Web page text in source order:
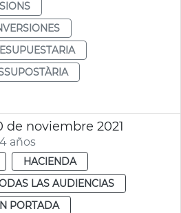
de noviembre 2021
años
HACIENDA
LAS AUDIENCIAS
PORTADA